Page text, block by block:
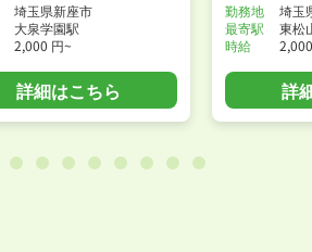
埼玉県新座市
大泉学園駅
2,000 円~
詳細はこちら
勤務地
埼玉
最寄駅
東松
時給
詳